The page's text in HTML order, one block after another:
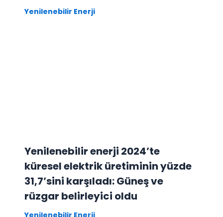
Yenilenebilir Enerji
Yenilenebilir enerji 2024’te
küresel elektrik üretiminin yüzde
31,7’sini karşıladı: Güneş ve
rüzgar belirleyici oldu